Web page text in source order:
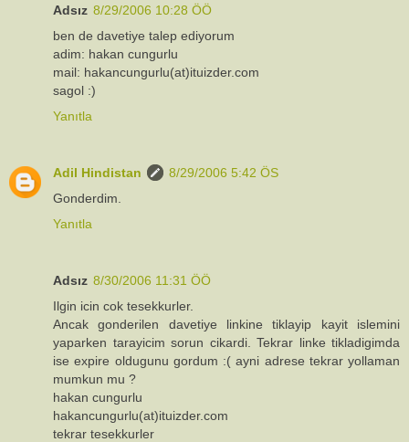
Adsız 8/29/2006 10:28 ÖÖ
ben de davetiye talep ediyorum
adim: hakan cungurlu
mail: hakancungurlu(at)ituizder.com
sagol :)
Yanıtla
Adil Hindistan
8/29/2006 5:42 ÖS
Gonderdim.
Yanıtla
Adsız 8/30/2006 11:31 ÖÖ
Ilgin icin cok tesekkurler.
Ancak gonderilen davetiye linkine tiklayip kayit islemini
yaparken tarayicim sorun cikardi. Tekrar linke tikladigimda
ise expire oldugunu gordum :( ayni adrese tekrar yollaman
mumkun mu ?
hakan cungurlu
hakancungurlu(at)ituizder.com
tekrar tesekkurler